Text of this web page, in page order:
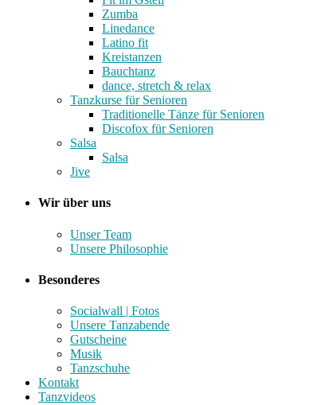
Zumba
Linedance
Latino fit
Kreistanzen
Bauchtanz
dance, stretch & relax
Tanzkurse für Senioren
Traditionelle Tänze für Senioren
Discofox für Senioren
Salsa
Salsa
Jive
Wir über uns
Unser Team
Unsere Philosophie
Besonderes
Socialwall | Fotos
Unsere Tanzabende
Gutscheine
Musik
Tanzschuhe
Kontakt
Tanzvideos